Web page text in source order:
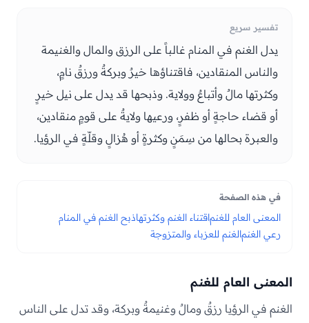
تفسير سريع
يدل الغنم في المنام غالباً على الرزق والمال والغنيمة
والناس المنقادين، فاقتناؤها خيرٌ وبركةٌ ورزقٌ نامٍ،
وكثرتها مالٌ وأتباعٌ وولاية. وذبحها قد يدل على نيل خيرٍ
أو قضاء حاجةٍ أو ظفرٍ، ورعيها ولايةٌ على قومٍ منقادين،
والعبرة بحالها من سِمَنٍ وكثرةٍ أو هُزالٍ وقلّةٍ في الرؤيا.
في هذه الصفحة
المعنى العام للغنماقتناء الغنم وكثرتهاذبح الغنم في المنام
رعي الغنمالغنم للعزباء والمتزوجة
المعنى العام للغنم
الغنم في الرؤيا رزقٌ ومالٌ وغنيمةٌ وبركة، وقد تدل على الناس